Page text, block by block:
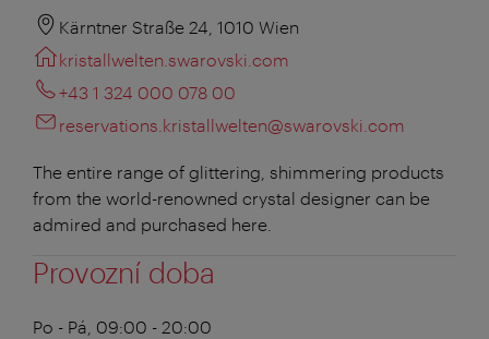
Kärntner Straße 24, 1010 Wien
kristallwelten.swarovski.com
+43 1 324 000 078 00
reservations.kristallwelten@swarovski.com
The entire range of glittering, shimmering products
from the world-renowned crystal designer can be
admired and purchased here.
Provozní doba
Po - Pá, 09:00 - 20:00